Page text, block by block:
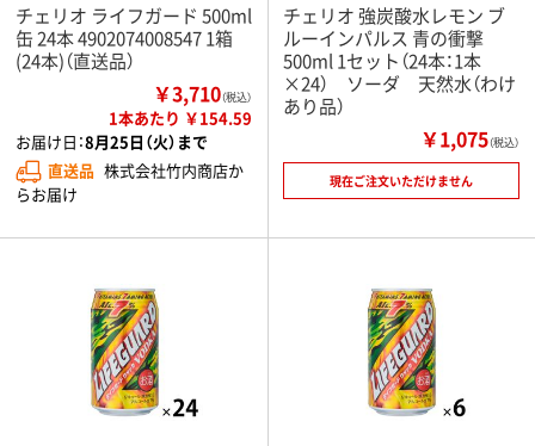
チェリオ ライフガード 500ml
缶 24本 4902074008547 1箱
(24本)（直送品）
￥3,710（税込）
1本あたり ￥154.59
お届け日：8月25日（火）まで
直送品 株式会社竹内商店か
らお届け
チェリオ 強炭酸水レモン ブ
ルーインパルス 青の衝撃
500ml 1セット（24本：1本
×24） ソーダ 天然水（わけ
あり品）
￥1,075（税込）
現在ご注文いただけません